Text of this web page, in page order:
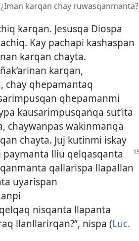
karqan chay ruwasqanmanta?
karqan. Jesusqa Diospa
Kay pachapi kashaspan
karqan chayta.
karqan,
chay qhepamantaq
qhepamanmi
kausarimpusqanqa sut’ita
chaywanpas wakinmanqa
chayta. Juj kutinmi iskay
lliu qelqasqanta
qallarispa llapallan
uyarispan
nisqanta llapanta
llanllarirqan?”, nispa (Luc.